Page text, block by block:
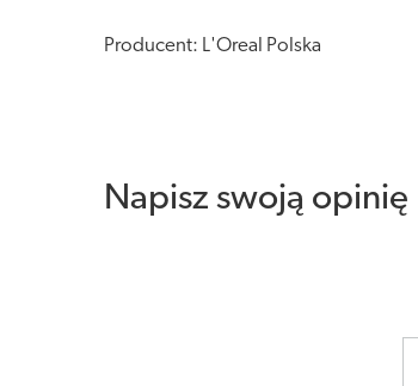
Producent: L'Oreal Polska
Napisz swoją opinię